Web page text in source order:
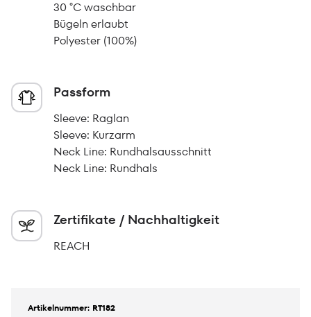
30 °C waschbar
Bügeln erlaubt
Polyester (100%)
Passform
Sleeve: Raglan
Sleeve: Kurzarm
Neck Line: Rundhalsausschnitt
Neck Line: Rundhals
Zertifikate / Nachhaltigkeit
REACH
Artikelnummer: RT182